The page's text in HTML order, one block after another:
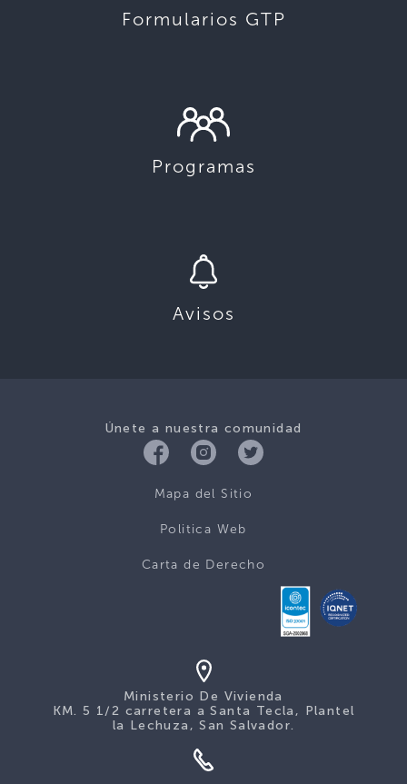
Formularios GTP
Programas
Avisos
Únete a nuestra comunidad
Mapa del Sitio
Politica Web
Carta de Derecho
Ministerio De Vivienda
KM. 5 1/2 carretera a Santa Tecla, Plantel
la Lechuza, San Salvador.